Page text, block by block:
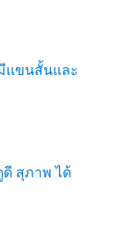
แขนสั้นและ
สุภาพ ได้